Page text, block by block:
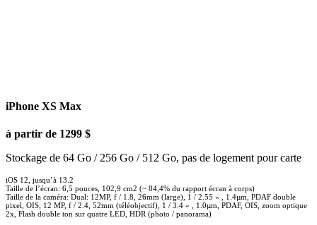
iPhone XS Max
à partir de 1299 $
Stockage de 64 Go / 256 Go / 512 Go, pas de logement pour carte
iOS 12, jusqu’à 13.2
Taille de l’écran: 6,5 pouces, 102,9 cm2 (~ 84,4% du rapport écran à corps)
Taille de la caméra: Dual: 12MP, f / 1.8, 26mm (large), 1 / 2.55 « , 1.4µm, PDAF double
pixel, OIS; 12 MP, f / 2.4, 52mm (téléobjectif), 1 / 3.4 « , 1.0µm, PDAF, OIS, zoom optique
2x, Flash double ton sur quatre LED, HDR (photo / panorama)